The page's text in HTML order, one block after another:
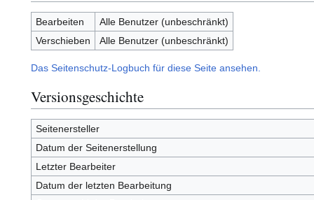
Bearbeiten
Alle Benutzer (unbeschränkt)
Verschieben
Alle Benutzer (unbeschränkt)
Das Seitenschutz-Logbuch für diese Seite ansehen.
Versionsgeschichte
Seitenersteller
Datum der Seitenerstellung
Letzter Bearbeiter
Datum der letzten Bearbeitung